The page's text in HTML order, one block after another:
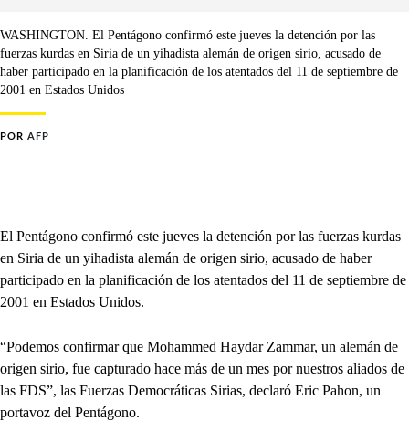
WASHINGTON. El Pentágono confirmó este jueves la detención por las
fuerzas kurdas en Siria de un yihadista alemán de origen sirio, acusado de
haber participado en la planificación de los atentados del 11 de septiembre de
2001 en Estados Unidos
POR AFP
El Pentágono confirmó este jueves la detención por las fuerzas kurdas
en Siria de un yihadista alemán de origen sirio, acusado de haber
participado en la planificación de los atentados del 11 de septiembre de
2001 en Estados Unidos.
“Podemos confirmar que Mohammed Haydar Zammar, un alemán de
origen sirio, fue capturado hace más de un mes por nuestros aliados de
las FDS”, las Fuerzas Democráticas Sirias, declaró Eric Pahon, un
portavoz del Pentágono.